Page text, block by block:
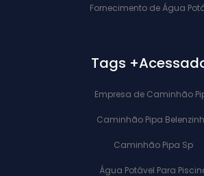
Fornecimento de Água
Tags
Empresa de Caminhão
Caminhão Pipa
Caminhão Pipa Sp
Água Potável Para